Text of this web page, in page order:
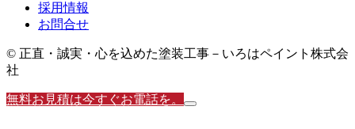
採用情報
お問合せ
© 正直・誠実・心を込めた塗装工事－いろはペイント株式会
社
無料お見積は今すぐお電話を。